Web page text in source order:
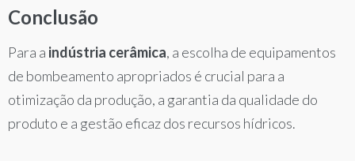
Conclusão
Para a indústria cerâmica, a escolha de equipamentos
de bombeamento apropriados é crucial para a
otimização da produção, a garantia da qualidade do
produto e a gestão eficaz dos recursos hídricos.